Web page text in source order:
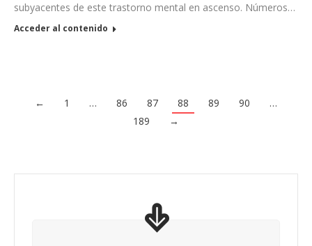
subyacentes de este trastorno mental en ascenso. Números…
Acceder al contenido
← 1 … 86 87 88 89 90
…
189
→